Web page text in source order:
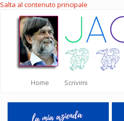
Salta al contenuto principale
Home Scrivimi